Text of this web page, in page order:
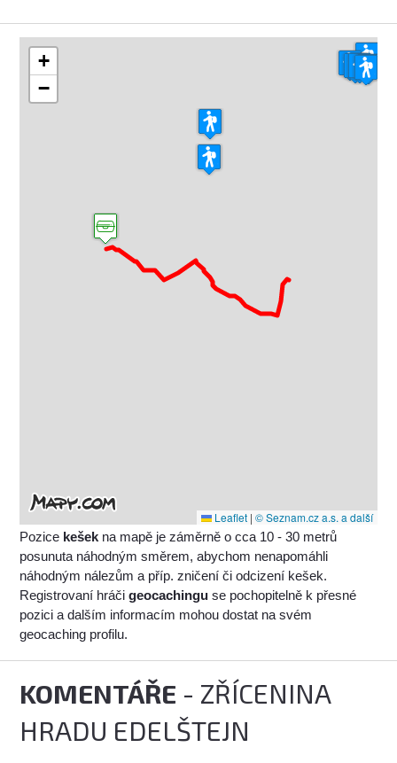
+
−
Leaflet | © Seznam.cz a.s. a další
Pozice kešek na mapě je záměrně o cca 10 - 30 metrů
posunuta náhodným směrem, abychom nenapomáhli
náhodným nálezům a příp. zničení či odcizení kešek.
Registrovaní hráčigeocachingu se pochopitelně k přesné
pozici a dalším informacím mohou dostat na svém
geocaching profilu.
KOMENTÁŘE - ZŘÍCENINA
HRADU EDELŠTEJN